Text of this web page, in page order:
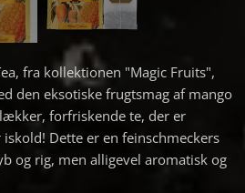
fra kollektionen "Magic Fruits",
den eksotiske frugtsmag af mango
forfriskende te, der er
Dette er en feinschmeckers
og rig, men alligevel aromatisk og